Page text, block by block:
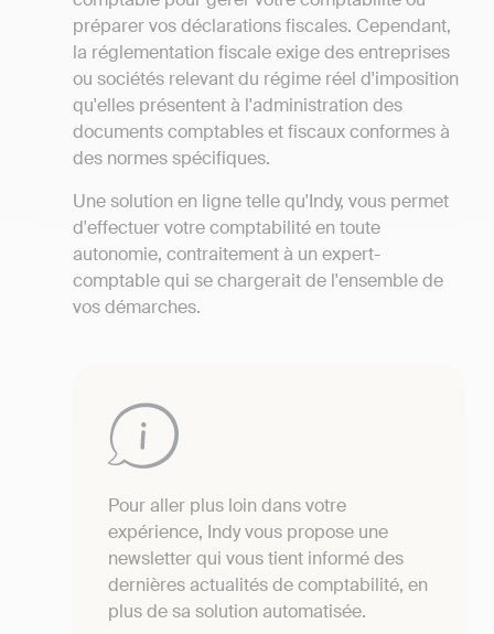
préparer vos déclarations fiscales. Cependant,
la réglementation fiscale exige des entreprises
ou sociétés relevant du régime réel d'imposition
qu'elles présentent à l'administration des
documents comptables et fiscaux conformes à
des normes spécifiques.
Une solution en ligne telle qu'Indy, vous permet
d'effectuer votre comptabilité en toute
autonomie, contraitement à un expert-
comptable qui se chargerait de l'ensemble de
vos démarches.
Pour aller plus loin dans votre
expérience, Indy vous propose une
newsletter qui vous tient informé des
dernières actualités de comptabilité, en
plus de sa solution automatisée.